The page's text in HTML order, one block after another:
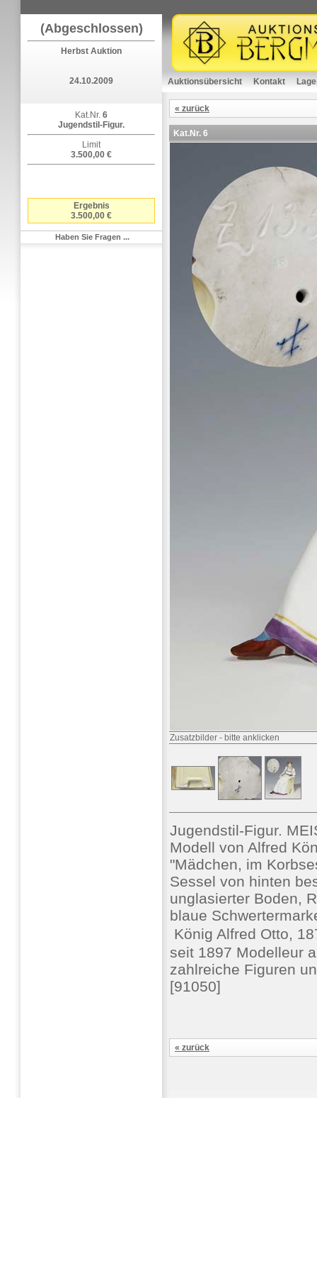
(Abgeschlossen)
Herbst Auktion
24.10.2009
Kat.Nr. 6
Jugendstil-Figur.
Limit
3.500,00 €
Ergebnis
3.500,00 €
Haben Sie Fragen ...
Auktionsübersicht Kontakt
« zurück
Kat.Nr. 6
Zusatzbilder - bitte anklicken
Jugendstil-Figur.
Modell von Alfred
"Mädchen, im
Sessel von hinten
unglasierter Boden,
blaue
 König Alfred Otto,
seit 1897 Modelleur
zahlreiche Figuren
[91050]
« zurück